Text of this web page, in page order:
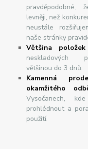
pravděpodobné,
levněji, než
neustále
naše stránky
Většina
neskladových
většinou do 3 dnů.
Kamenná
okamžitého
Vysočanech,
prohlédnout a
použití.